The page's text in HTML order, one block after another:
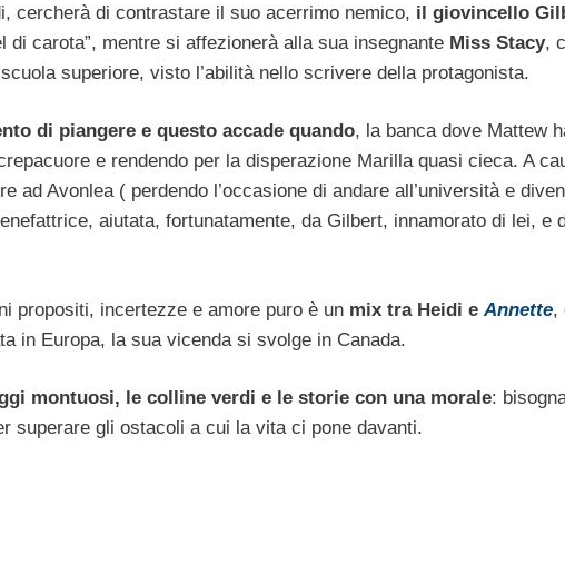
cercherà di contrastare il suo acerrimo nemico, il giovincello
di carota”, mentre si affezionerà alla sua insegnante Miss Stacy,
superiore, visto l’abilità nello scrivere della protagonista.
di piangere e questo accade quando, la banca dove Mattew
e rendendo per la disperazione Marilla quasi cieca. A
ad Avonlea ( perdendo l’occasione di andare all’università e
aiutata, fortunatamente, da Gilbert, innamorato di lei, e
propositi, incertezze e amore puro è un mix tra Heidi eAnnette,
in Europa, la sua vicenda si svolge in Canada.
montuosi, le colline verdi e le storie con una morale:
superare gli ostacoli a cui la vita ci pone davanti.